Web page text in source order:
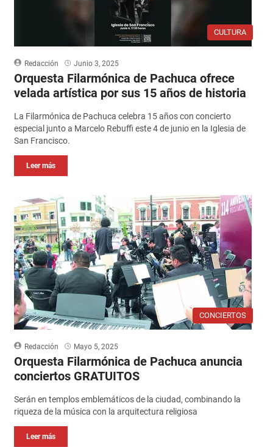
CULTURA
Redacción Junio 3, 2025
Orquesta Filarmónica de Pachuca ofrece
velada artística por sus 15 años de historia
La Filarmónica de Pachuca celebra 15 años con concierto
especial junto a Marcelo Rebuffi este 4 de junio en la Iglesia de
San Francisco.
Leer más
CONCIERTOS
Redacción Mayo 5, 2025
Orquesta Filarmónica de Pachuca anuncia
conciertos GRATUITOS
Serán en templos emblemáticos de la ciudad, combinando la
riqueza de la música con la arquitectura religiosa
Leer más